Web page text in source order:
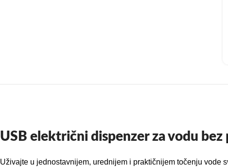
USB električni dispenzer za vodu
Uživajte u jednostavnijem, urednijem i praktičnijem točenju